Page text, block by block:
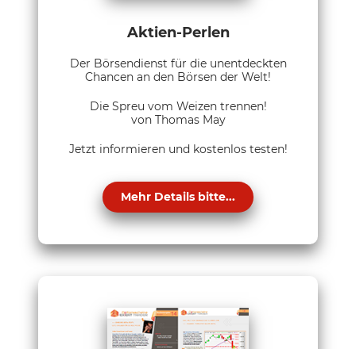
Aktien-Perlen
Der Börsendienst für die unentdeckten
Chancen an den Börsen der Welt!
Die Spreu vom Weizen trennen!
von Thomas May
Jetzt informieren und kostenlos testen!
Mehr Details bitte...